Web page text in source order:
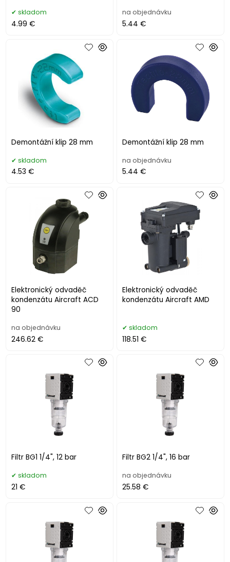
skladom
4.99 €
na objednávku
5.44 €
Demontážní klip 28 mm
skladom
4.53 €
Demontážní klip 28 mm
na objednávku
5.44 €
Elektronický odvaděč
kondenzátu Aircraft ACD
90
na objednávku
246.62 €
Elektronický odvaděč
kondenzátu Aircraft AMD
skladom
118.51 €
Filtr BG1 1/4", 12 bar
skladom
21 €
Filtr BG2 1/4", 16 bar
na objednávku
25.58 €